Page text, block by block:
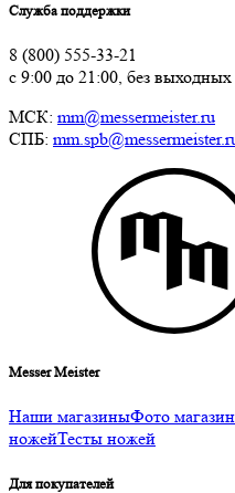
Служба поддержки
8 (800) 555-33-21
с 9:00 до 21:00, без
МСК: mm@messermeister.ru
СПБ:
Messer Meister
Наши магазиныФото
ножейТесты ножей
Для покупателей